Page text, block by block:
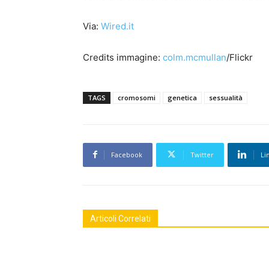
Via: Wired.it
Credits immagine: colm.mcmullan/Flickr
TAGS cromosomi genetica sessualità
Facebook Twitter
Articoli Correlati